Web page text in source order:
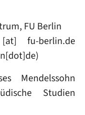
FU Berlin
fu-berlin.de
Mendelssohn
Studien